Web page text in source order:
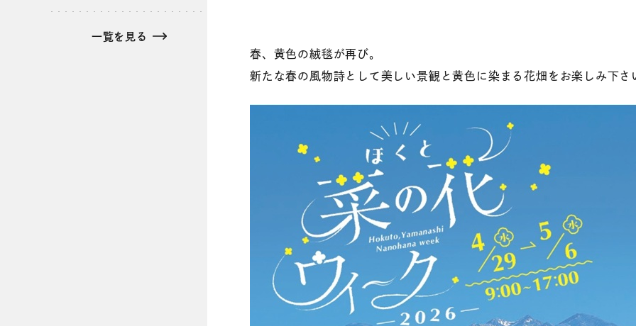
春、黄色の絨毯が再び。
新たな春の風物詩として美しい景観と黄色に染まる花畑をお楽しみ下さ
一覧を見る